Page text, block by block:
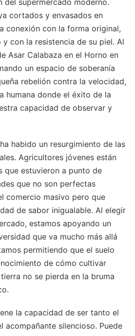
cortados y envasados en
conexión con la forma original,
con la resistencia de su piel. Al
Asar Calabaza en el Horno en
un espacio de soberanía
rebelión contra la velocidad,
humana donde el éxito de la
capacidad de observar y
habido un resurgimiento de las
Agricultores jóvenes están
que estuvieron a punto de
que no son perfectas
comercio masivo pero que
de sabor inigualable. Al elegir
estamos apoyando un
que va mucho más allá
permitiendo que el suelo
de cómo cultivar
no se pierda en la bruma
la capacidad de ser tanto el
acompañante silencioso. Puede